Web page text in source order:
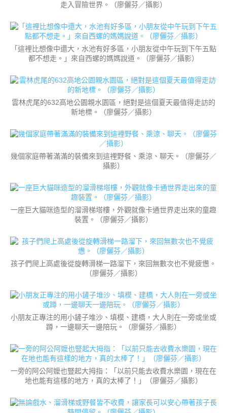
走入冒險世界。（廖儷芬／攝影）
「這裡比想像中還大，水池有好多區，小朋友從中午玩到下午五點
都不想走。」來自西螺的媽媽說道。（廖儷芬／攝影）
雲林虎尾的632高地公園親水園區，絕對是這個夏天最值得走訪的
新地標。（廖儷芬／攝影）
幾個家庭帶著滿滿的裝備來到這裡野餐、乘涼、聊天。（廖儷芬／
攝影）
一座巨大貓咪造型的溜滑梯塔樓，外觀就像卡通世界走出來的童趣
裝置。（廖儷芬／攝影）
孩子們爬上高處後從旋轉滑梯一路溜下，來回無數次也不覺疲憊。
（廖儷芬／攝影）
小朋友正專注的用小鏟子堆沙、填模、建橋，大人則在一旁或坐或
蹲，一邊聊天一邊陪玩。（廖儷芬／攝影）
一旁的阿公阿嬤也豎起大拇指：「以前只能去收費水樂園，現在在
地也能有這樣的地方，真的太棒了！」（廖儷芬／攝影）